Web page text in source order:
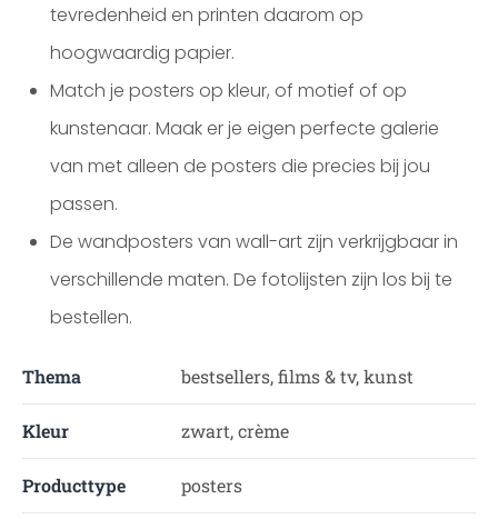
tevredenheid en printen daarom op
hoogwaardig papier.
Match je posters op kleur, of motief of op
kunstenaar. Maak er je eigen perfecte galerie
van met alleen de posters die precies bij jou
passen.
De wandposters van wall-art zijn verkrijgbaar in
verschillende maten. De fotolijsten zijn los bij te
bestellen.
Thema bestsellers, films & tv, kunst
Kleur zwart, crème
Producttype posters